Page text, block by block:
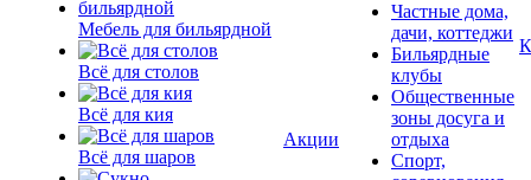
Мебель для бильярдной
Всё для столов
Всё для кия
Всё для шаров
Акции
Частные дома,
дачи, коттеджи
Бильярдные
клубы
Общественные
зоны досуга и
отдыха
Спорт,